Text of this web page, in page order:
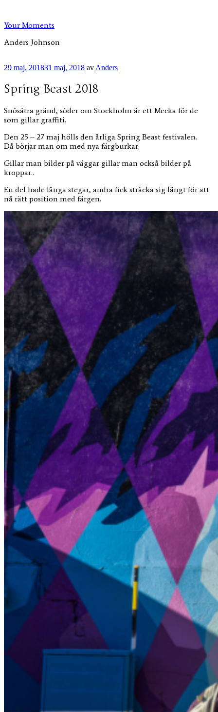
innehåll
Your Moments
Anders Johnson
Publicerat
29 maj, 201831 maj, 2018 av Anders
Spring Beast 2018
Snösätra gränd, söder om Stockholm är ett Mecka för de
som gillar graffiti.
Den 25 – 27 maj hölls den årliga Spring Beast festivalen.
Då börjar man om med nya färgburkar.
Gillar man bilder på väggar gillar man också bilder på
kroppar..
En del hade långa stegar, andra fick sträcka sig långt för att
nå rätt position med färgen.